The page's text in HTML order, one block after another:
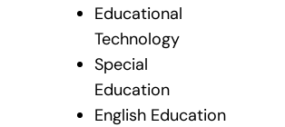
Educational
Technology
Special
Education
English Education